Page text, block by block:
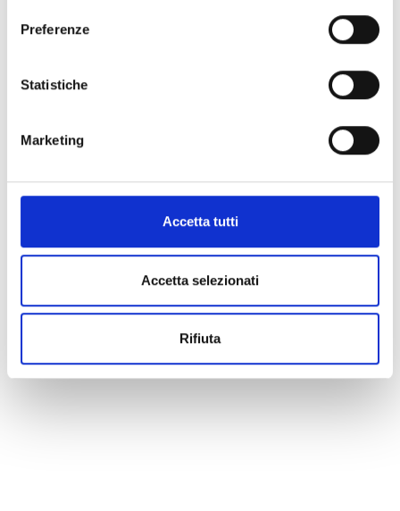
Preferenze
Statistiche
Marketing
Accetta tutti
Accetta selezionati
Rifiuta
39021 Latsch
Impressioni